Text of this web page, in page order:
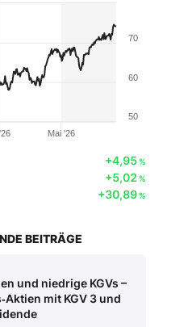
Mai '26
50
60
70
+4,95%
+5,02%
+30,89%
BEITRÄGE
und niedrige KGVs –
mit KGV 3 und